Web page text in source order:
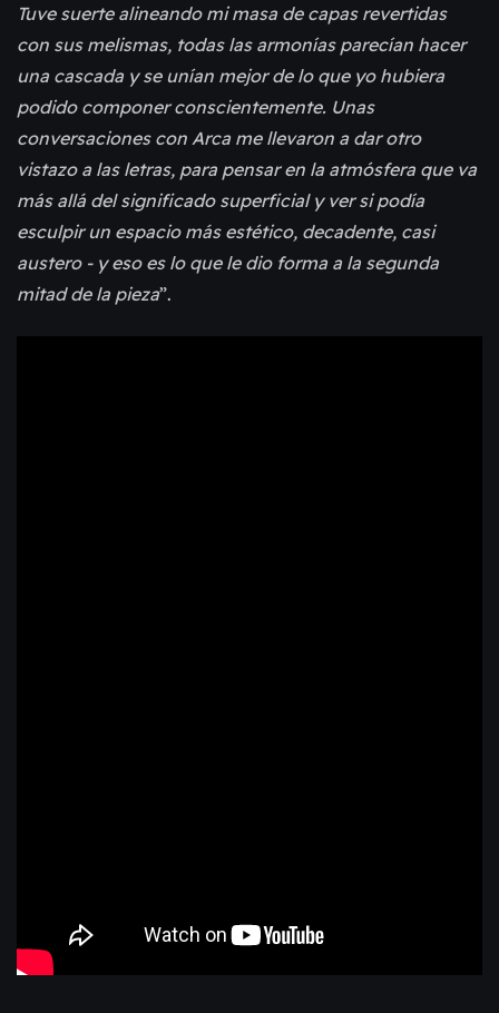
Tuve suerte alineando mi masa de capas revertidas
con sus melismas, todas las armonías parecían hacer
una cascada y se unían mejor de lo que yo hubiera
podido componer conscientemente. Unas
conversaciones con Arca me llevaron a dar otro
vistazo a las letras, para pensar en la atmósfera que va
más allá del significado superficial y ver si podía
esculpir un espacio más estético, decadente, casi
austero - y eso es lo que le dio forma a la segunda
mitad de la pieza”.